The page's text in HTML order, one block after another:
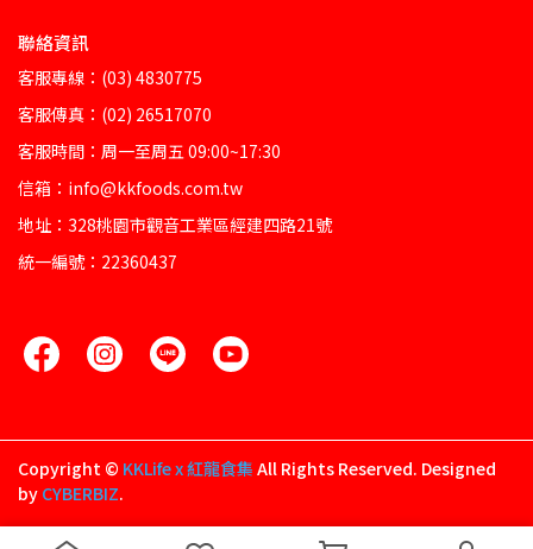
聯絡資訊
客服專線：(03) 4830775
客服傳真：(02) 26517070
客服時間：周一至周五 09:00~17:30
信箱：info@kkfoods.com.tw
地址：328桃園市觀音工業區經建四路21號
統一編號：22360437
Copyright © KKLife x 紅龍食集 All Rights Reserved. Designed
by CYBERBIZ.